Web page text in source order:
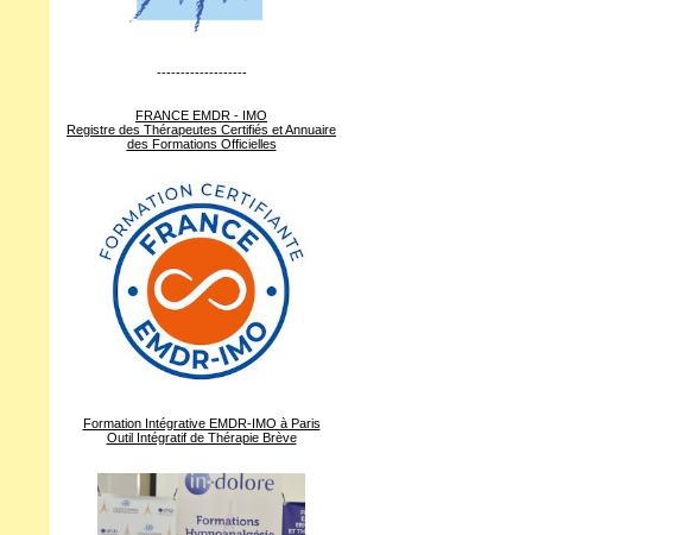
-------------------
FRANCE EMDR - IMO
Registre des Thérapeutes Certifiés et Annuaire
des Formations Officielles
Formation Intégrative EMDR-IMO à Paris
Outil Intégratif de Thérapie Brève